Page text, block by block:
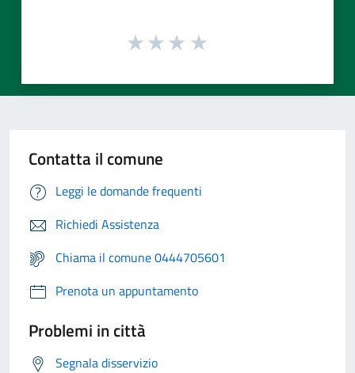
Contatta il comune
Leggi le domande frequenti
Richiedi Assistenza
Chiama il comune 0444705601
Prenota un appuntamento
Problemi in città
Segnala disservizio